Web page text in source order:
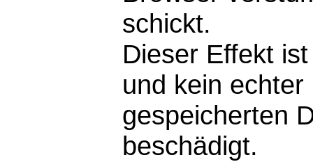
schickt.
Dieser Effekt
und kein
gespeicherten
beschädigt.